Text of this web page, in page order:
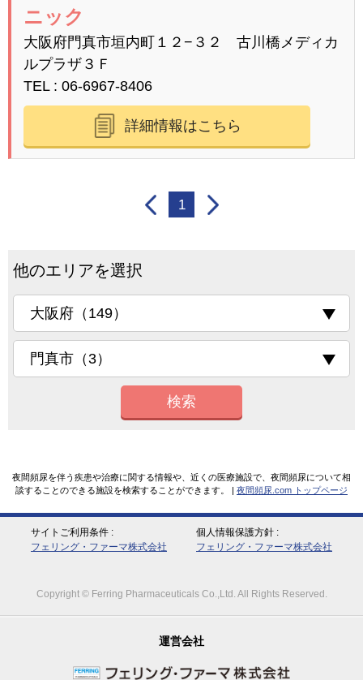
ニック
大阪府門真市垣内町１２−３２ 古川橋メディカ
ルプラザ３Ｆ
TEL
06-6967-8406
詳細情報はこちら
1
他のエリアを選択
検索
夜間頻尿を伴う疾患や治療に関する情報や、近くの医療施設で、夜間頻尿について相
談することのできる施設を検索することができます。 | 夜間頻尿.com トップページ
サイトご利用条件
フェリング・ファーマ株式会社
個人情報保護方針
フェリング・ファーマ株式会社
Copyright © Ferring Pharmaceuticals Co.,Ltd. All Rights Reserved.
運営会社